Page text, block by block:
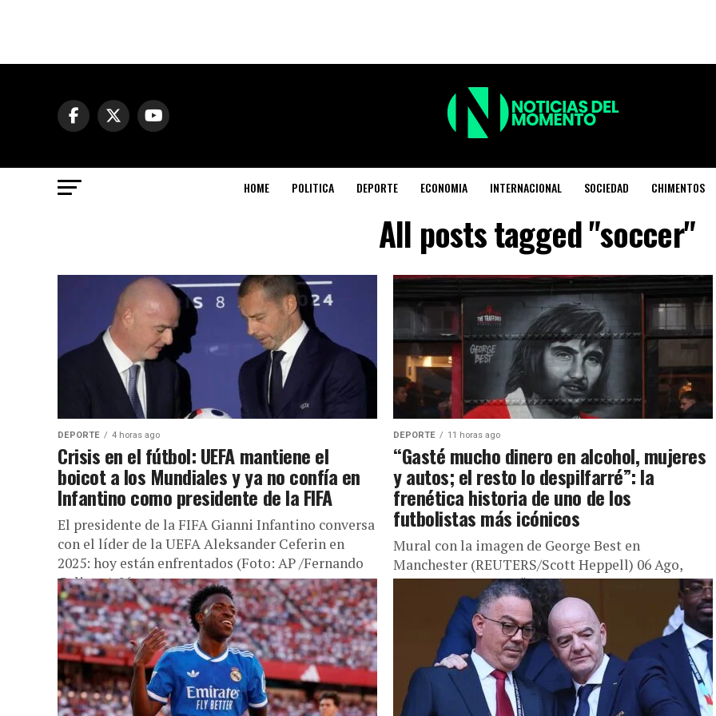
HOME POLITICA DEPORTE ECONOMIA INTERNACIONAL SOCIEDAD CHIMENTOS
All posts tagged "soccer"
DEPORTE 4 horas ago
Crisis en el fútbol: UEFA mantiene el
boicot a los Mundiales y ya no confía en
Infantino como presidente de la FIFA
El presidente de la FIFA Gianni Infantino conversa
con el líder de la UEFA Aleksander Ceferin en
2025: hoy están enfrentados (Foto: AP /Fernando
Calistro) 06...
DEPORTE 11 horas ago
“Gasté mucho dinero en alcohol, mujeres
y autos; el resto lo despilfarré”: la
frenética historia de uno de los
futbolistas más icónicos
Mural con la imagen de George Best en
Manchester (REUTERS/Scott Heppell) 06 Ago,
2026 02:14 a. m. EST “Gasté mucho dinero en
alcohol, mujeres y autos...